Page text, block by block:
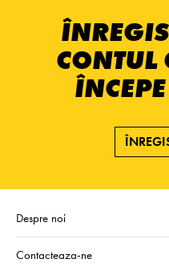
CONTUL
Despre noi
Contacteaza-ne